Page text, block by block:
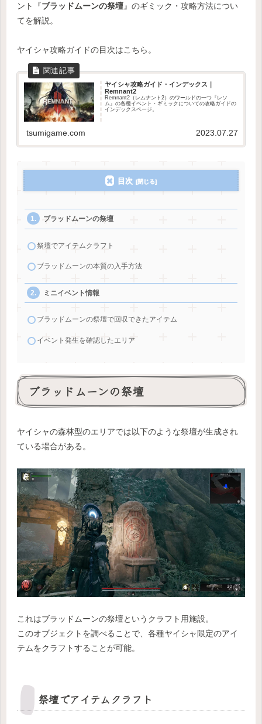
ント『ブラッドムーンの祭壇』のギミック・攻略方法につい
てを解説。
ヤイシャ攻略ガイドの目次はこちら。
ヤイシャ攻略ガイド・インデックス｜
Remnant2
Remnant2（レムナント2）のワールドの一つ『レソ
ム』の各種イベント・ギミックについての攻略ガイドの
インデックスページ。
tsumigame.com 2023.07.27
目次
ブラッドムーンの祭壇
祭壇でアイテムクラフト
ブラッドムーンの本質の入手方法
ミニイベント情報
ブラッドムーンの祭壇で回収できたアイテム
イベント発生を確認したエリア
ブラッドムーンの祭壇
ヤイシャの森林型のエリアでは以下のような祭壇が生成され
ている場合がある。
これはブラッドムーンの祭壇というクラフト用施設。
このオブジェクトを調べることで、各種ヤイシャ限定のアイ
テムをクラフトすることが可能。
祭壇でアイテムクラフト